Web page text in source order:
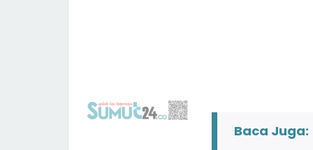
Baca Juga: